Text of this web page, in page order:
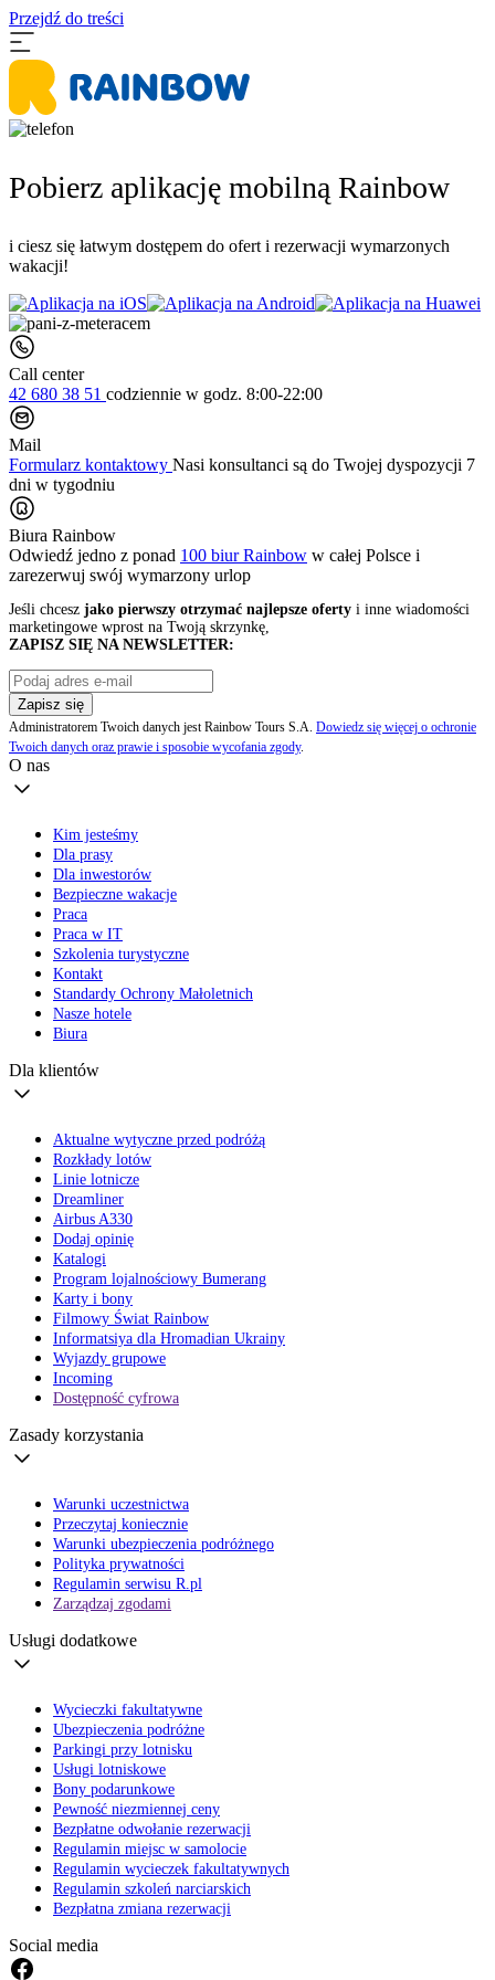
Przejdź do treści
Pobierz aplikację mobilną Rainbow
i ciesz się łatwym dostępem do ofert i rezerwacji wymarzonych
wakacji!
Call center
42 680 38 51 codziennie w godz. 8:00-22:00
Mail
Formularz kontaktowy Nasi konsultanci są do Twojej dyspozycji 7
dni w tygodniu
Biura Rainbow
Odwiedź jedno z ponad 100 biur Rainbow w całej Polsce i
zarezerwuj swój wymarzony urlop
Jeśli chcesz jako pierwszy otrzymać najlepsze oferty i inne wiadomości
marketingowe wprost na Twoją skrzynkę,
ZAPISZ SIĘ NA NEWSLETTER:
Zapisz się
Administratorem Twoich danych jest Rainbow Tours S.A. Dowiedz się więcej o ochronie
Twoich danych oraz prawie i sposobie wycofania zgody.
O nas
Kim jesteśmy
Dla prasy
Dla inwestorów
Bezpieczne wakacje
Praca
Praca w IT
Szkolenia turystyczne
Kontakt
Standardy Ochrony Małoletnich
Nasze hotele
Biura
Dla klientów
Aktualne wytyczne przed podróżą
Rozkłady lotów
Linie lotnicze
Dreamliner
Airbus A330
Dodaj opinię
Katalogi
Program lojalnościowy Bumerang
Karty i bony
Filmowy Świat Rainbow
Informatsiya dla Hromadian Ukrainy
Wyjazdy grupowe
Incoming
Dostępność cyfrowa
Zasady korzystania
Warunki uczestnictwa
Przeczytaj koniecznie
Warunki ubezpieczenia podróżnego
Polityka prywatności
Regulamin serwisu R.pl
Zarządzaj zgodami
Usługi dodatkowe
Wycieczki fakultatywne
Ubezpieczenia podróżne
Parkingi przy lotnisku
Usługi lotniskowe
Bony podarunkowe
Pewność niezmiennej ceny
Bezpłatne odwołanie rezerwacji
Regulamin miejsc w samolocie
Regulamin wycieczek fakultatywnych
Regulamin szkoleń narciarskich
Bezpłatna zmiana rezerwacji
Social media